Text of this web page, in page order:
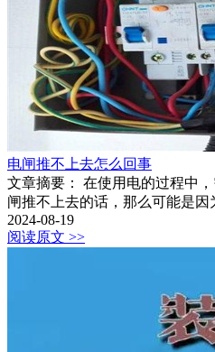
电闸推不上去怎么回事
文章摘要： 在使用电的过程中
闸推不上去的话，那么可能是因
2024-08-19
阅读原文 >>